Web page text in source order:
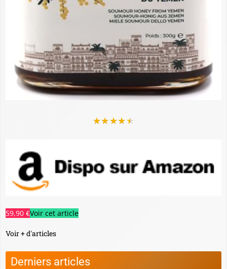
★★★★★
59,90 €Voir cet article
Voir + d'articles
Derniers articles